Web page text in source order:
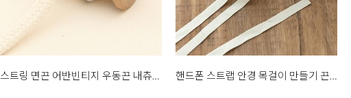
스트링 면끈 어반빈티지 우동끈 내츄럴 마스크 스트랩 만들기 재료 핸드폰 스트랩 안경 목걸이 만들기 끈 밴드 면 리본테이프 10mm 아이보리